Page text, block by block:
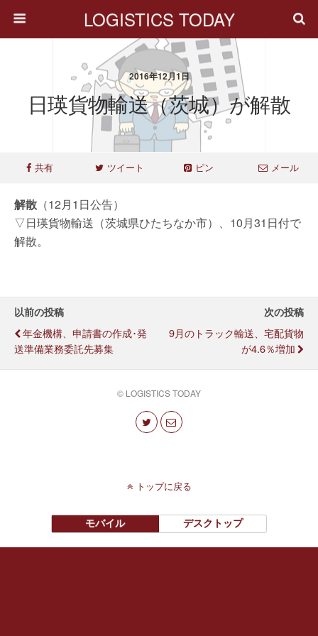
LOGISTICS TODAY
2016年12月1日
日瑛貨物輸送（茨城）が解散
共有 ツイート ピン メール
解散 （12月1日公告）
▽日瑛貨物輸送（茨城県ひたちなか市）、10月31日付で
解散。
以前の投稿
年金機構、申請書の作成･発
送準備業務委託先募集
次の投稿
9月のトラック輸送、宅配貨物
が4.6％増加
© LOGISTICS TODAY
トップに戻る
モバイル デスクトップ